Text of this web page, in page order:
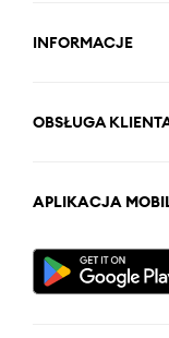
INFORMACJE
OBSŁUGA
APLIKACJA